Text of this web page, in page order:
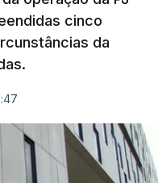
reapreciações"
"Será
a totalidade
de reapreciação
Há
cinco
da